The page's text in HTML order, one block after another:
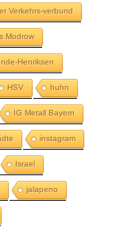
Verkehrs-verbund
Modrow
Henriksen
HSV huhn
IG Metall Bayern
instagram
Israel
jalapeno